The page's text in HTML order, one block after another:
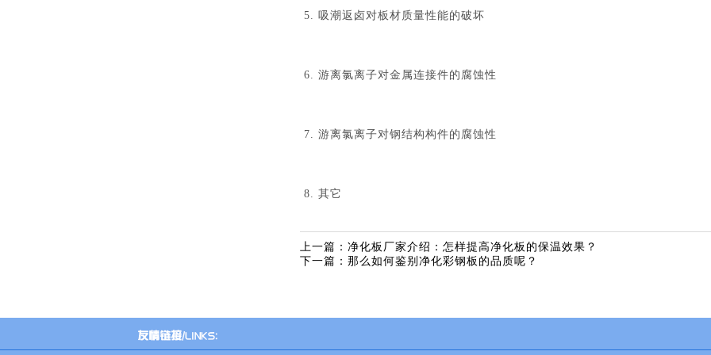
5. 吸潮返卤对板材质量性能的破坏
6. 游离氯离子对金属连接件的腐蚀性
7. 游离氯离子对钢结构构件的腐蚀性
8. 其它
上一篇： 净化板厂家介绍：怎样提高净化板的保温效果？
下一篇： 那么如何鉴别净化彩钢板的品质呢？